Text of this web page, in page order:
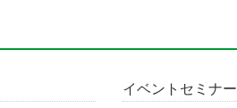
イベントセミナー